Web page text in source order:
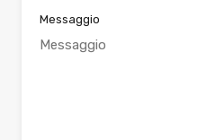
Messaggio